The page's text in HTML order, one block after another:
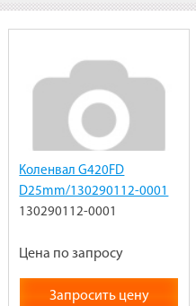
Коленвал G420FD
D25mm/130290112-0001
130290112-0001
Цена по запросу
Запросить цену